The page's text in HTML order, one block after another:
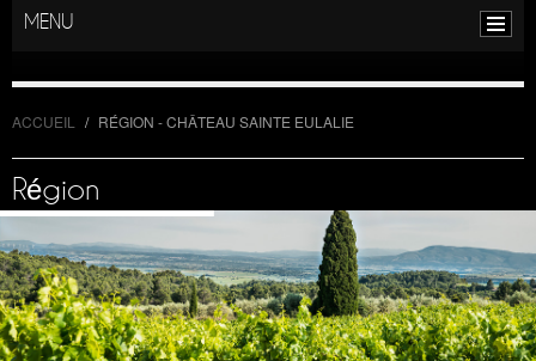
MENU
ACCUEIL / RÉGION - CHÂTEAU SAINTE EULALIE
Région